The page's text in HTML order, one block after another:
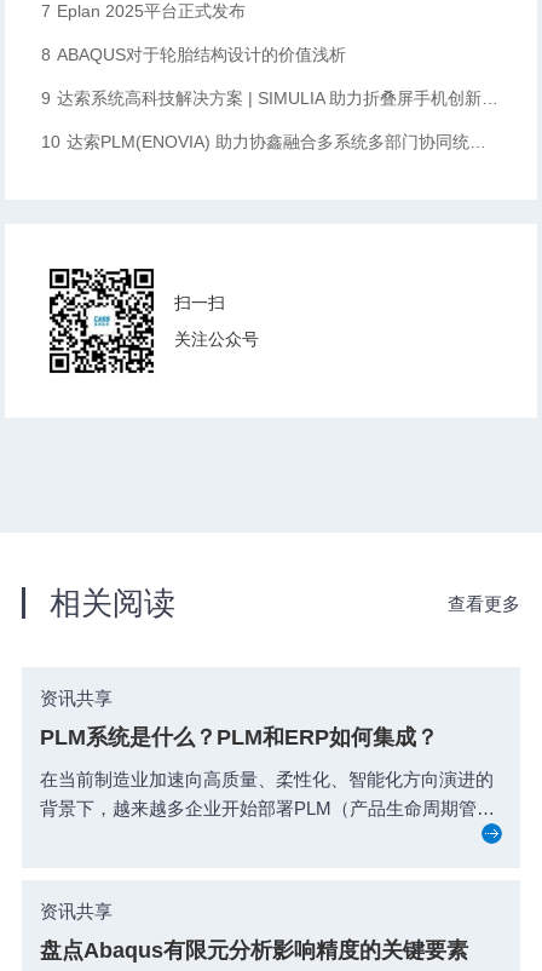
7 Eplan 2025平台正式发布
8 ABAQUS对于轮胎结构设计的价值浅析
9 达索系统高科技解决方案 | SIMULIA 助力折叠屏手机创新设计
10 达索PLM(ENOVIA) 助力协鑫融合多系统多部门协同统一数据化管理，完成向数字化企业转型的重要一步
扫一扫
关注公众号
相关阅读 查看更多
资讯共享
PLM系统是什么？PLM和ERP如何集成？
在当前制造业加速向高质量、柔性化、智能化方向演进的
背景下，越来越多企业开始部署PLM（产品生命周期管
资讯共享
盘点Abaqus有限元分析影响精度的关键要素